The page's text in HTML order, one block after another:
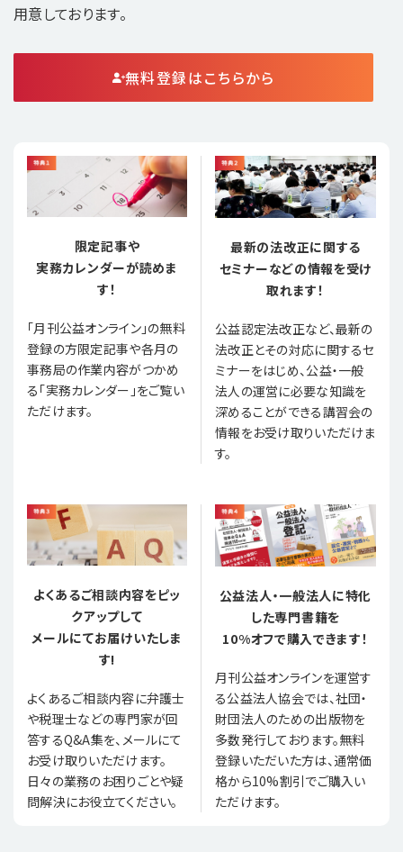
用意しております。
無料登録はこちらから
限定記事や
実務カレンダーが読めま
す！
「月刊公益オンライン」の無料
登録の方限定記事や各月の
事務局の作業内容がつかめ
る「実務カレンダー」をご覧い
ただけます。
最新の法改正に関する
セミナーなどの情報を受け
取れます！
公益認定法改正など、最新の
法改正とその対応に関するセ
ミナーをはじめ、公益・一般
法人の運営に必要な知識を
深めることができる講習会の
情報をお受け取りいただけま
す。
よくあるご相談内容をピッ
クアップして
メールにてお届けいたしま
す!
よくあるご相談内容に弁護士
や税理士などの専門家が回
答するQ&A集を、メールにて
お受け取りいただけます。
日々の業務のお困りごとや疑
問解決にお役立てください。
公益法人・一般法人に特化
した専門書籍を
10%オフで購入できます！
月刊公益オンラインを運営す
る公益法人協会では、社団・
財団法人のための出版物を
多数発行しております。無料
登録いただいた方は、通常価
格から10%割引でご購入い
ただけます。